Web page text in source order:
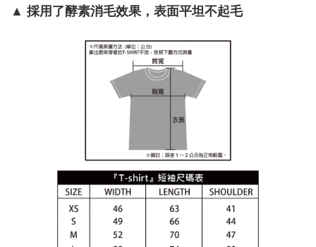
▲ 採用了酵素消毛效果，表面平坦不起毛